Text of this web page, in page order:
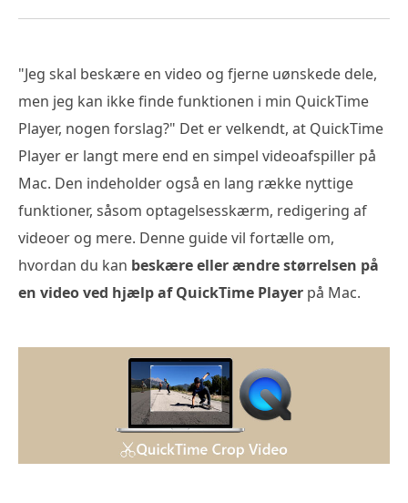
"Jeg skal beskære en video og fjerne uønskede dele,
men jeg kan ikke finde funktionen i min QuickTime
Player, nogen forslag?" Det er velkendt, at QuickTime
Player er langt mere end en simpel videoafspiller på
Mac. Den indeholder også en lang række nyttige
funktioner, såsom optagelsesskærm, redigering af
videoer og mere. Denne guide vil fortælle om,
hvordan du kan beskære eller ændre størrelsen på
en video ved hjælp af QuickTime Player på Mac.